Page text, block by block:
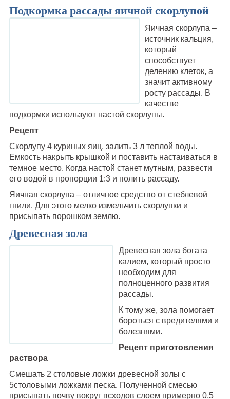
Подкормка рассады яичной скорлупой
Яичная скорлупа –
источник кальция,
который
способствует
делению клеток, а
значит активному
росту рассады. В
качестве
подкормки используют настой скорлупы.
Рецепт
Скорлупу 4 куриных яиц, залить 3 л теплой воды.
Емкость накрыть крышкой и поставить настаиваться в
темное место. Когда настой станет мутным, развести
его водой в пропорции 1:3 и полить рассаду.
Яичная скорлупа – отличное средство от стеблевой
гнили. Для этого мелко измельчить скорлупки и
присыпать порошком землю.
Древесная зола
Древесная зола богата
калием, который просто
необходим для
полноценного развития
рассады.
К тому же, зола помогает
бороться с вредителями и
болезнями.
Рецепт приготовления
раствора
Смешать 2 столовые ложки древесной золы с
5столовыми ложками песка. Полученной смесью
присыпать почву вокруг всходов слоем примерно 0,5